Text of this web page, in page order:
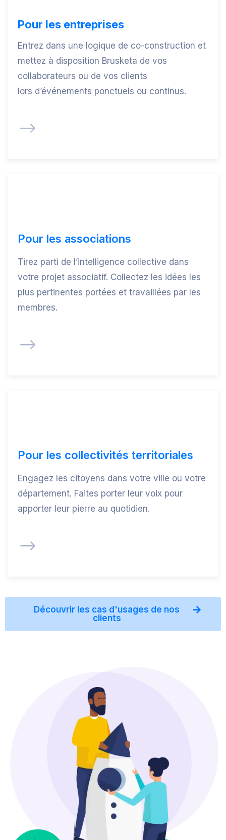
Pour les entreprises
Entrez dans une logique de co-construction et
mettez à disposition Brusketa de vos
collaborateurs ou de vos clients
lors d’événements ponctuels ou continus.
Pour les associations
Tirez parti de l’intelligence collective dans
votre projet associatif. Collectez les idées les
plus pertinentes portées et travaillées par les
membres.
Pour les collectivités territoriales
Engagez les citoyens dans votre ville ou votre
département. Faites porter leur voix pour
apporter leur pierre au quotidien.
Découvrir les cas d'usages de nos
clients